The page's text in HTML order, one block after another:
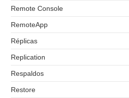
Remote Console
RemoteApp
Réplicas
Replication
Respaldos
Restore